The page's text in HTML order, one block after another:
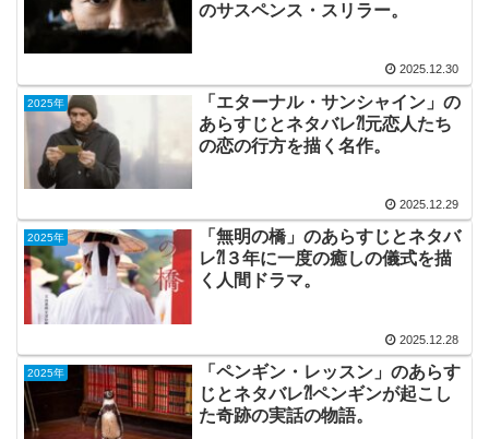
のサスペンス・スリラー。
2025.12.30
2025年
「エターナル・サンシャイン」の
あらすじとネタバレ⁈元恋人たち
の恋の行方を描く名作。
2025.12.29
2025年
「無明の橋」のあらすじとネタバ
レ⁈３年に一度の癒しの儀式を描
く人間ドラマ。
2025.12.28
2025年
「ペンギン・レッスン」のあらす
じとネタバレ⁈ペンギンが起こし
た奇跡の実話の物語。